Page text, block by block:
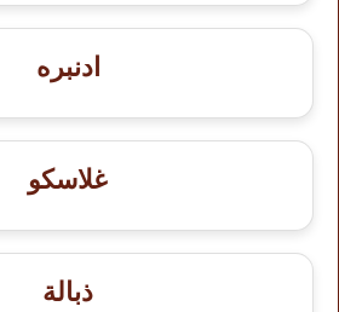
ادنبره
غلاسكو
ذبالة